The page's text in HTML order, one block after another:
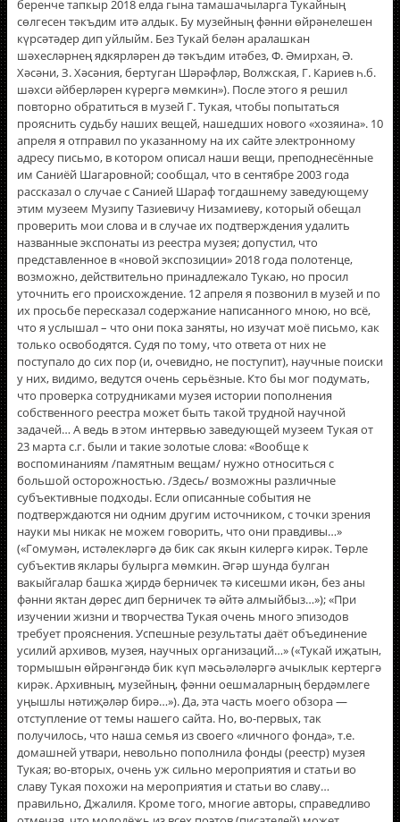
беренче тапкыр 2018 елда гына тамашачыларга Тукайның
сөлгесен тәкъдим итә алдык. Бу музейның фәнни өйрәнелешен
күрсәтәдер дип уйлыйм. Без Тукай белән аралашкан
шәхесләрнең ядкярләрен дә тәкъдим итәбез, Ф. Әмирхан, Ә.
Хәсәни, З. Хәсәния, бертуган Шәрәфләр, Волжская, Г. Кариев һ.б.
шәхси әйберләрен күрергә мөмкин»). После этого я решил
повторно обратиться в музей Г. Тукая, чтобы попытаться
прояснить судьбу наших вещей, нашедших нового «хозяина». 10
апреля я отправил по указанному на их сайте электронному
адресу письмо, в котором описал наши вещи, преподнесённые
им Саниёй Шагаровной; сообщал, что в сентябре 2003 года
рассказал о случае с Санией Шараф тогдашнему заведующему
этим музеем Музипу Тазиевичу Низамиеву, который обещал
проверить мои слова и в случае их подтверждения удалить
названные экспонаты из реестра музея; допустил, что
представленное в «новой экспозиции» 2018 года полотенце,
возможно, действительно принадлежало Тукаю, но просил
уточнить его происхождение. 12 апреля я позвонил в музей и по
их просьбе пересказал содержание написанного мною, но всё,
что я услышал – что они пока заняты, но изучат моё письмо, как
только освободятся. Судя по тому, что ответа от них не
поступало до сих пор (и, очевидно, не поступит), научные поиски
у них, видимо, ведутся очень серьёзные. Кто бы мог подумать,
что проверка сотрудниками музея истории пополнения
собственного реестра может быть такой трудной научной
задачей… А ведь в этом интервью заведующей музеем Тукая от
23 марта с.г. были и такие золотые слова: «Вообще к
воспоминаниям /памятным вещам/ нужно относиться с
большой осторожностью. /Здесь/ возможны различные
субъективные подходы. Если описанные события не
подтверждаются ни одним другим источником, с точки зрения
науки мы никак не можем говорить, что они правдивы…»
(«Гомумән, истәлекләргә дә бик сак якын килергә кирәк. Төрле
субъектив яклары булырга мөмкин. Әгәр шунда булган
вакыйгалар башка җирдә берничек тә кисешми икән, без аны
фәнни яктан дөрес дип берничек тә әйтә алмыйбыз…»); «При
изучении жизни и творчества Тукая очень много эпизодов
требует прояснения. Успешные результаты даёт объединение
усилий архивов, музея, научных организаций…» («Тукай иҗатын,
тормышын өйрәнгәндә бик күп мәсьәләләргә ачыклык кертергә
кирәк. Архивның, музейның, фәнни оешмаларның бердәмлеге
уңышлы нәтиҗәләр бирә…»). Да, эта часть моего обзора —
отступление от темы нашего сайта. Но, во-первых, так
получилось, что наша семья из своего «личного фонда», т.е.
домашней утвари, невольно пополнила фонды (реестр) музея
Тукая; во-вторых, очень уж сильно мероприятия и статьи во
славу Тукая похожи на мероприятия и статьи во славу…
правильно, Джалиля. Кроме того, многие авторы, справедливо